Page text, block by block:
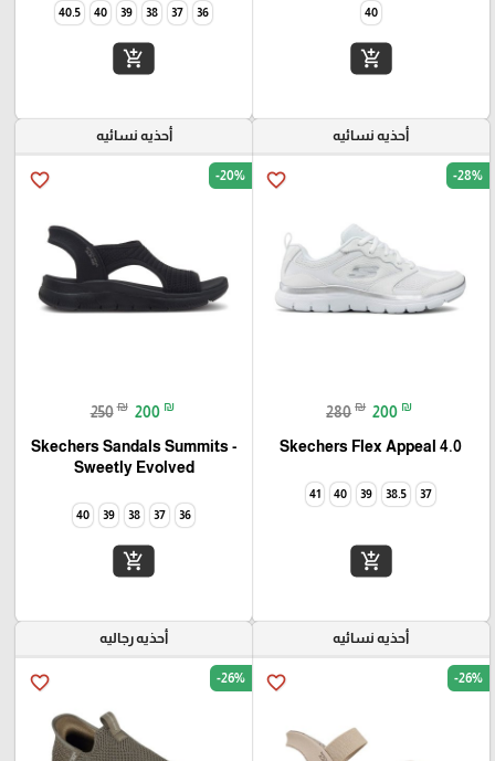
40
add_shopping_cart
36
37
38
39
40
40.5
add_shopping_cart
أحذيه نسائيه
favorite_border -28%
280 ₪ 200 ₪
Skechers Flex Appeal 4.0‏
37
38.5
39
40
41
add_shopping_cart
أحذيه نسائيه
favorite_border -20%
250 ₪ 200 ₪
Skechers Sandals Summits -
Sweetly Evolved‏
36
37
38
39
40
add_shopping_cart
أحذيه نسائيه
favorite_border -26%
أحذيه رجاليه
favorite_border -26%